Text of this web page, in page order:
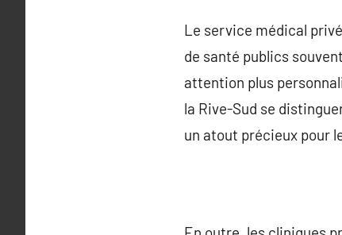
Le service médical
de santé publics
attention plus
la Rive-Sud se
un atout précieux pour